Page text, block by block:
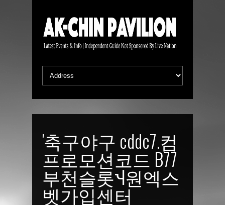
'축구야구 cddc7.컴
프로모션코드 B77
부천슬롯Ⴣ원엑스
벳가입센터